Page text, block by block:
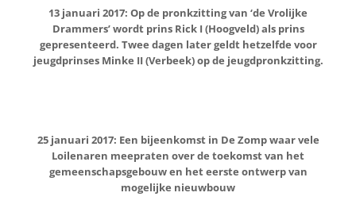
13 januari 2017: Op de pronkzitting van ‘de Vrolijke
Drammers’ wordt prins Rick I (Hoogveld) als prins
gepresenteerd. Twee dagen later geldt hetzelfde voor
jeugdprinses Minke II (Verbeek) op de jeugdpronkzitting.
25 januari 2017: Een bijeenkomst in De Zomp waar vele
Loilenaren meepraten over de toekomst van het
gemeenschapsgebouw en het eerste ontwerp van
mogelijke nieuwbouw